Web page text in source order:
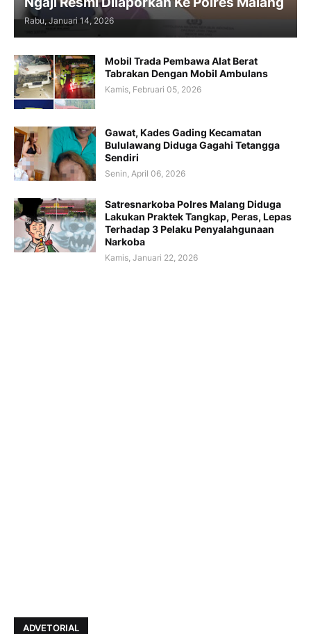
Rabu, Januari 14, 2026
Mobil Trada Pembawa Alat Berat
Tabrakan Dengan Mobil Ambulans
Kamis, Februari 05, 2026
Gawat, Kades Gading Kecamatan
Bululawang Diduga Gagahi Tetangga
Sendiri
Senin, April 06, 2026
Satresnarkoba Polres Malang Diduga
Lakukan Praktek Tangkap, Peras, Lepas
Terhadap 3 Pelaku Penyalahgunaan
Narkoba
Kamis, Januari 22, 2026
ADVETORIAL